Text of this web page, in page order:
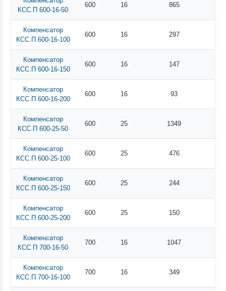
КСС.П 600-16-50
600 16 865
Компенсатор
КСС.П 600-16-100
600 16 297
Компенсатор
КСС.П 600-16-150
600 16 147
Компенсатор
КСС.П 600-16-200
600 16 93
Компенсатор
КСС.П 600-25-50
600 25 1349
Компенсатор
КСС.П 600-25-100
600 25 476
Компенсатор
КСС.П 600-25-150
600 25 244
Компенсатор
КСС.П 600-25-200
600 25 150
Компенсатор
КСС.П 700-16-50
700 16 1047
Компенсатор
КСС.П 700-16-100
700 16 349